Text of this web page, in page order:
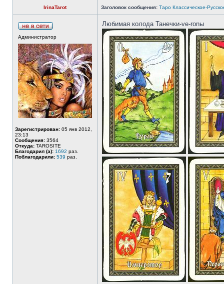
IrinaTarot Заголовок сообщения: Таро Классическое-
Администратор
Зарегистрирован: 05 янв 2012,
23:13
Сообщения: 3564
Откуда: TAROSITE
Благодарил (а): 1692 раз.
Поблагодарили: 539 раз.
Любимая колода Танечки-ve-ronы